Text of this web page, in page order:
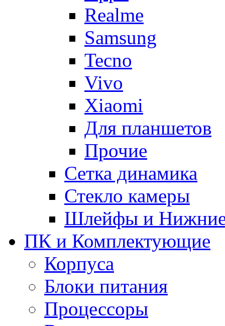
Realme
Samsung
Tecno
Vivo
Xiaomi
Для планшетов
Прочие
Сетка динамика
Стекло камеры
Шлейфы и
ПК и Комплектующие
Корпуса
Блоки питания
Процессоры